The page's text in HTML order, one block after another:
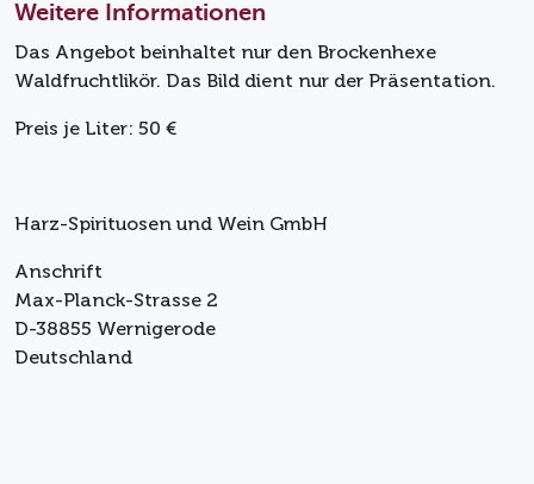
Weitere Informationen
Das Angebot beinhaltet nur den Brockenhexe
Waldfruchtlikör. Das Bild dient nur der Präsentation.
Preis je Liter: 50 €
Harz-Spirituosen und Wein GmbH
Anschrift
Max-Planck-Strasse 2
D-38855 Wernigerode
Deutschland